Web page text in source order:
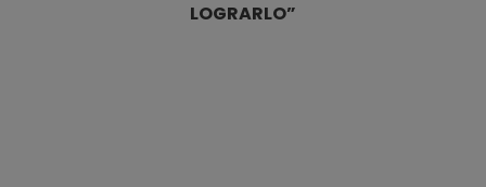
LOGRARLO”